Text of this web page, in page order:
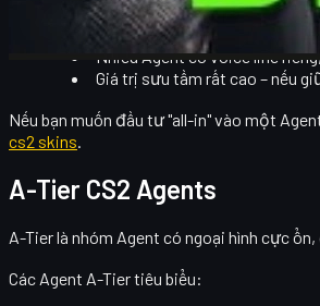
Thiết kế chi tiết, có chủ đề rõ
Phần tay cầm súng (sleeves)
Nhiều Agent có voice line
Giá trị sưu tầm rất cao – nếu
Nếu bạn muốn đầu tư "all-in" vào một
cs2 skins.
A-Tier CS2 Agents
A-Tierlà nhóm Agent có ngoại hình cực
Các Agent A-Tier tiêu biểu: